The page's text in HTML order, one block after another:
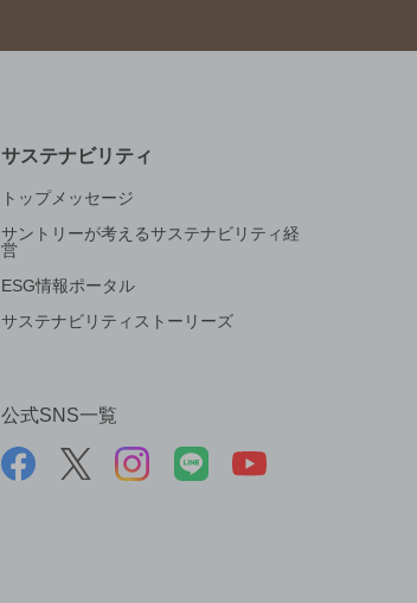
サステナビリティ
トップメッセージ
サントリーが考えるサステナビリティ経
営
ESG情報ポータル
サステナビリティストーリーズ
公式SNS一覧